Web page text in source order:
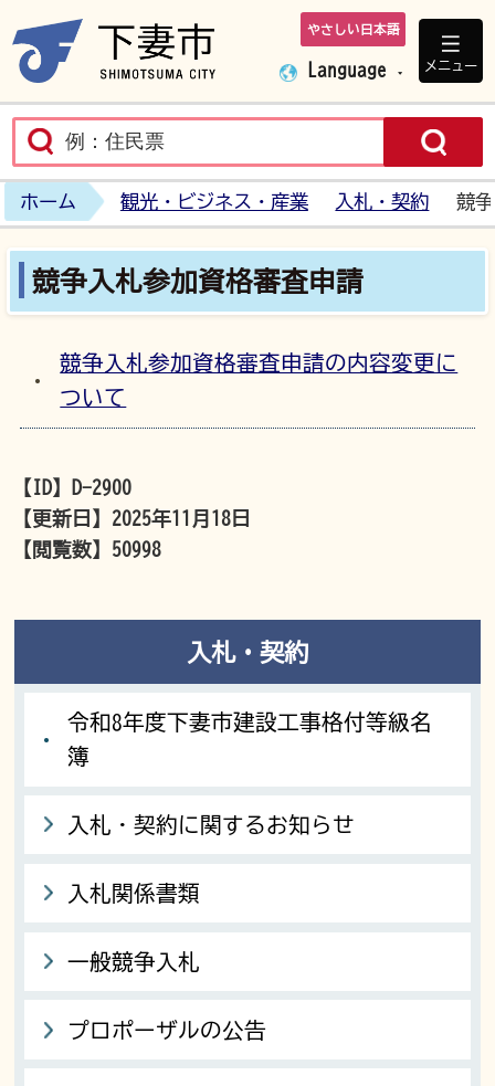
下妻市ホームペ
やさしい日本語
Language メニュー
ホーム 観光・ビジネス・産業 入札・契約 競
競争入札参加資格審査申請
競争入札参加資格審査申請の内容変更に
ついて
【ID】
D-2900
【更新日】 2025年11月18日
【閲覧数】 50998
入札・契約
令和8年度下妻市建設工事格付等級名
簿
入札・契約に関するお知らせ
入札関係書類
一般競争入札
プロポーザルの公告